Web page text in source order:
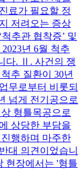
료가 필요할 정
저려오는 증상
추관 협착증’ 및
년 6월 척추
다. Ⅱ. 사건의 쟁
추 질환이 30년
무로부터 비롯되
넘게 전기공으로
형틀목공으로
상당한 부담을
행하며 마주한
대 의견이었습니
현장에서는 '형틀